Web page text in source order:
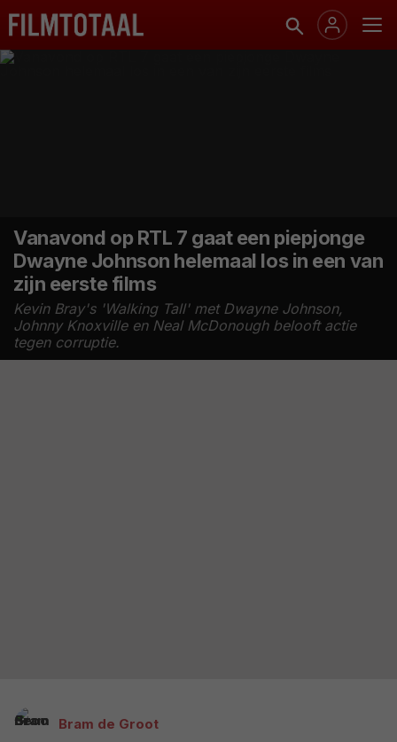
Vanavond op RTL 7 gaat een piepjonge
Dwayne Johnson helemaal los in een van
zijn eerste films
Kevin Bray's 'Walking Tall' met Dwayne Johnson,
Johnny Knoxville en Neal McDonough belooft actie
tegen corruptie.
Bram de Groot